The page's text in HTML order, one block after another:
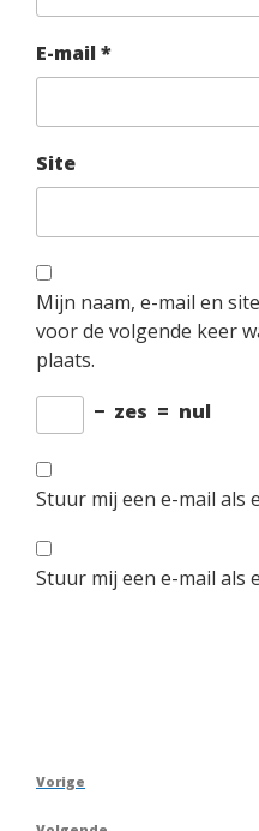
E-mail *
Site
Mijn naam, e-mail en
voor de volgende keer
plaats.
− zes = nul
Stuur mij een e-mail als
Stuur mij een e-mail als
Vorig
Vorige